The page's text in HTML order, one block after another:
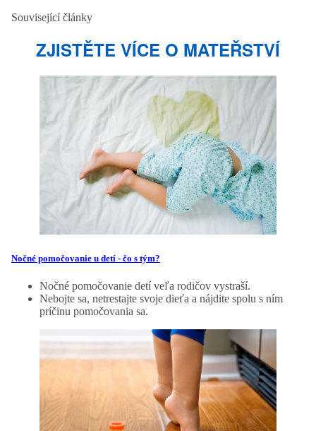
Související články
ZJISTĚTE VÍCE O MATEŘSTVÍ
Nočné pomočovanie u detí - čo s tým?
Nočné pomočovanie detí veľa rodičov vystraší.
Nebojte sa, netrestajte svoje dieťa a nájdite spolu s ním
príčinu pomočovania sa.